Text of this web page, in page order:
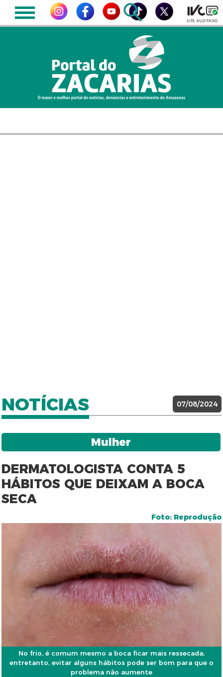
NOTÍCIAS 07/08/2024
Mulher
DERMATOLOGISTA CONTA 5
HÁBITOS QUE DEIXAM A BOCA
SECA
Foto: Reprodução
No frio, é comum mesmo a boca ficar mais ressecada;
entretanto, evitar alguns hábitos pode ser bom para que o
problema não aumente